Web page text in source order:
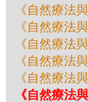
《自然療法
《自然療法
《自然療法
《自然療法
《自然療法
《自然療法